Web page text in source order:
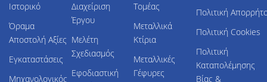
Μεταλλικές
κατασκευές
Ως ηγέτιδα εταιρεία
μεταλλικών κατασκευών,
παρέχουμε υψηλής
ποιότητας μεταλλικές
Ιστορικό
Όραμα
Αποστολή Αξίες
Εγκαταστάσεις
Μηχανολογικός
Διαχείριση
Έργου
Μελέτη
Σχεδιασμός
Εφοδιαστική
Τομέας
Μεταλλικά
Κτίρια
Μεταλλικές
Γέφυρες
Πολιτική
Πολιτική Cookies
Πολιτική
Καταπολέμησης
Βίας &